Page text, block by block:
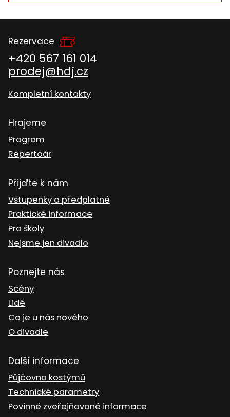
Rezervace
+420 567 161 014
prodej@hdj.cz
Kompletní kontakty
Hrajeme
Program
Repertoár
Přijďte k nám
Vstupenky a předplatné
Praktické informace
Pro školy
Nejsme jen divadlo
Poznejte nás
Scény
Lidé
Co je u nás nového
O divadle
Další informace
Půjčovna kostýmů
Technické parametry
Povinně zveřejňované informace